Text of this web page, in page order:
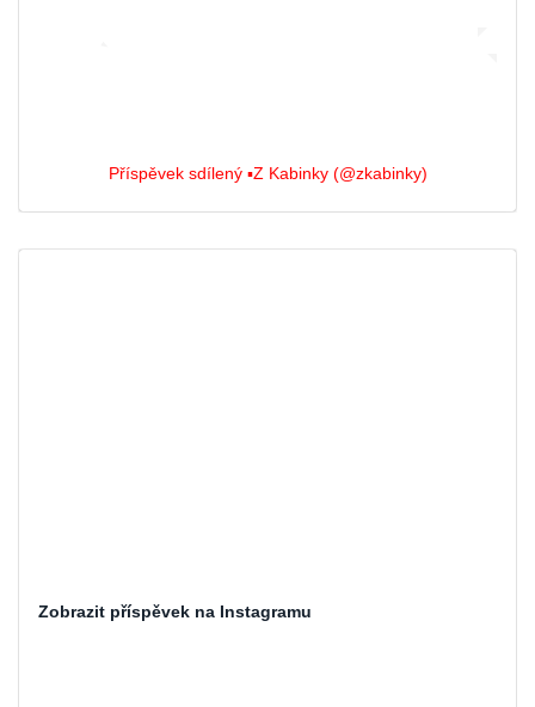
Příspěvek sdílený ▪️Z Kabinky (@zkabinky)
Zobrazit příspěvek na Instagramu